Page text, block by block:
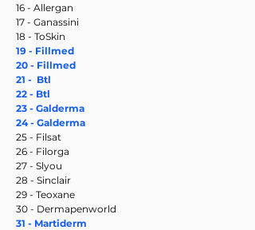
16 - Allergan
17 - Ganassini
18 - ToSkin
19 - Fillmed
20 - Fillmed
21 - Btl
22 - Btl
23 - Galderma
24 - Galderma
25 - Filsat
26 - Filorga
27 - Slyou
28 - Sinclair
29 - Teoxane
30 - Dermapenworld
31 - Martiderm